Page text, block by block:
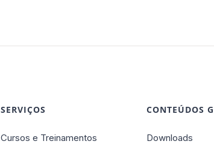
SERVIÇOS
Cursos e Treinamentos
CONTEÚDOS
Downloads